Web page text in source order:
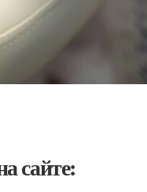
сайте: